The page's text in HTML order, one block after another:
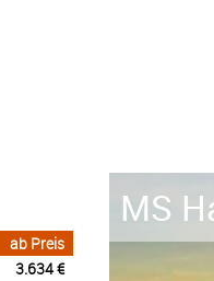
ab Preis
3.634 €
MS